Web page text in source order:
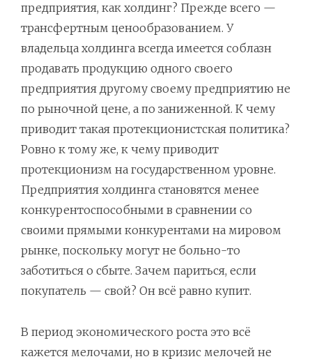
предприятия, как холдинг? Прежде всего —
трансфертным ценообразованием. У
владельца холдинга всегда имеется соблазн
продавать продукцию одного своего
предприятия другому своему предприятию не
по рыночной цене, а по заниженной. К чему
приводит такая протекционистская политика?
Ровно к тому же, к чему приводит
протекционизм на государственном уровне.
Предприятия холдинга становятся менее
конкурентоспособными в сравнении со
своими прямыми конкурентами на мировом
рынке, поскольку могут не больно-то
заботиться о сбыте. Зачем париться, если
покупатель — свой? Он всё равно купит.
В период экономического роста это всё
кажется мелочами, но в кризис мелочей не